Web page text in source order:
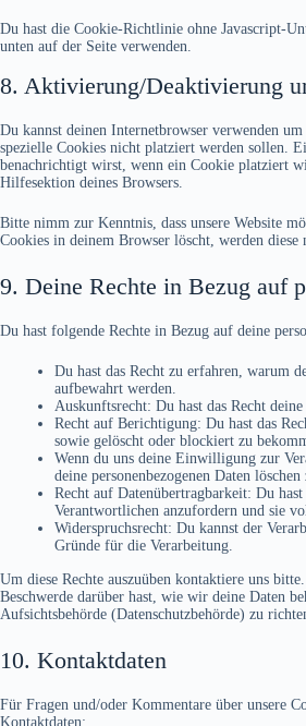
Du hast die Cookie-Richtlinie ohne Javascript-
unten auf der Seite verwenden.
8. Aktivierung/Deaktivierung
Du kannst deinen Internetbrowser verwenden
spezielle Cookies nicht platziert werden sollen.
benachrichtigt wirst, wenn ein Cookie platziert
Hilfesektion deines Browsers.
Bitte nimm zur Kenntnis, dass unsere Website
Cookies in deinem Browser löscht, werden diese
9. Deine Rechte in Bezug auf
Du hast folgende Rechte in Bezug auf deine
Du hast das Recht zu erfahren, warum
aufbewahrt werden.
Auskunftsrecht: Du hast das Recht
Recht auf Berichtigung: Du hast das
sowie gelöscht oder blockiert zu
Wenn du uns deine Einwilligung zur
deine personenbezogenen Daten löschen
Recht auf Datenübertragbarkeit: Du
Verantwortlichen anzufordern und sie
Widerspruchsrecht: Du kannst der
Gründe für die Verarbeitung.
Um diese Rechte auszuüben kontaktiere uns
Beschwerde darüber hast, wie wir deine Daten
Aufsichtsbehörde (Datenschutzbehörde) zu
10. Kontaktdaten
Für Fragen und/oder Kommentare über unsere
Kontaktdaten: